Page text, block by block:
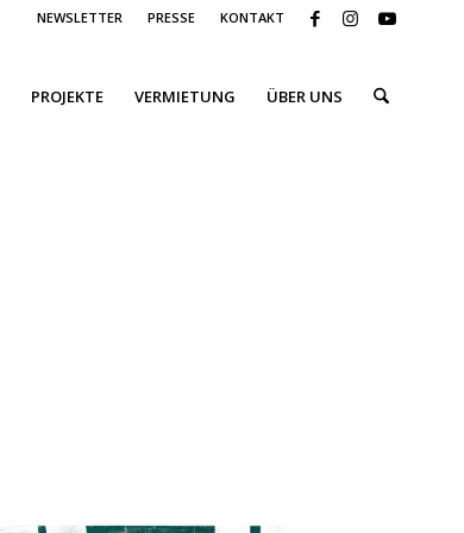
NEWSLETTER PRESSE KONTAKT
PROJEKTE VERMIETUNG ÜBER UNS